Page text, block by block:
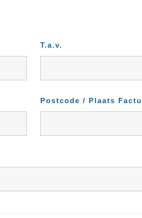
T.a.v.
Postcode / Plaats